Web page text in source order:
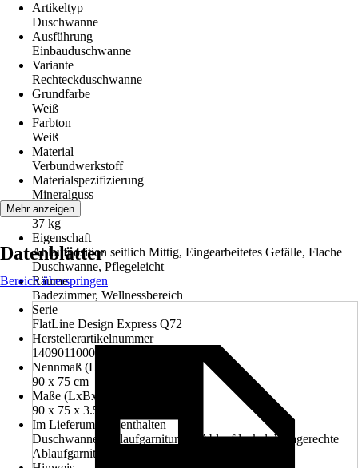
Artikeltyp
Duschwanne
Ausführung
Einbauduschwanne
Variante
Rechteckduschwanne
Grundfarbe
Weiß
Farbton
Weiß
Material
Verbundwerkstoff
Materialspezifizierung
Mineralguss
Gewicht
37 kg
Eigenschaft
Ablaufposition seitlich Mittig, Eingearbeitetes Gefälle, Flache
Duschwanne, Pflegeleicht
Räume
Badezimmer, Wellnessbereich
Serie
FlatLine Design Express Q72
Herstellerartikelnummer
1409011000018
Nennmaß (LxB)
90 x 75 cm
Maße (LxBxH)
90 x 75 x 3.5 cm
Im Lieferumfang enthalten
Duschwanne, Ablaufgarnitur mit Ablaufdeckel, Waagerechte
Ablaufgarnitur DN50
Mehr anzeigen
Datenblätter
Bereich überspringen